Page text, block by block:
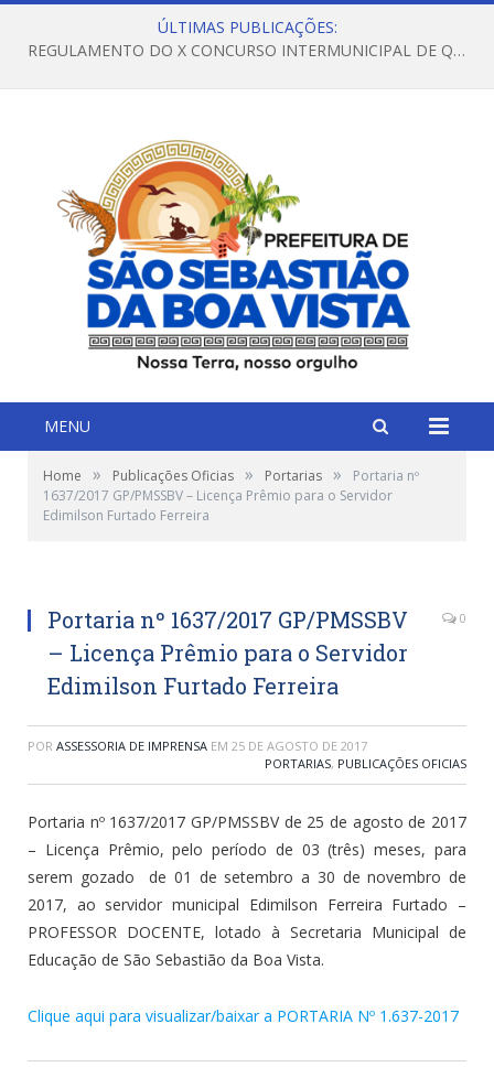
ÚLTIMAS PUBLICAÇÕES:
REGULAMENTO DO X CONCURSO INTERMUNICIPAL DE QUADRILHAS JUNINAS – 2026 – ARRAIÁ DA VENEZA
MENU
Home » Publicações Oficias » Portarias »
Portaria nº
1637/2017 GP/PMSSBV – Licença Prêmio para o Servidor
Edimilson Furtado Ferreira
Portaria nº 1637/2017 GP/PMSSBV
– Licença Prêmio para o Servidor
Edimilson Furtado Ferreira
0
POR ASSESSORIA DE IMPRENSA EM 25 DE AGOSTO DE 2017
PORTARIAS, PUBLICAÇÕES OFICIAS
Portaria nº 1637/2017 GP/PMSSBV de 25 de agosto de 2017
– Licença Prêmio, pelo período de 03 (três) meses, para
serem gozado de 01 de setembro a 30 de novembro de
2017, ao servidor municipal Edimilson Ferreira Furtado –
PROFESSOR DOCENTE, lotado à Secretaria Municipal de
Educação de São Sebastião da Boa Vista.
Clique aqui para visualizar/baixar a PORTARIA Nº 1.637-2017